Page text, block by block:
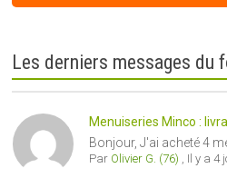
Les derniers messages du
Menuiseries Minco :
Bonjour, J'ai acheté 4
Par Olivier G. (76) , Il y a 4